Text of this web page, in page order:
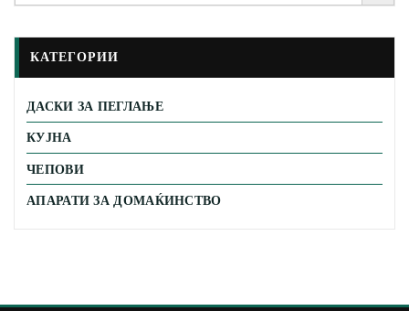
КАТЕГОРИИ
ДАСКИ ЗА ПЕГЛАЊЕ
КУЈНА
ЧЕПОВИ
АПАРАТИ ЗА ДОМАЌИНСТВО